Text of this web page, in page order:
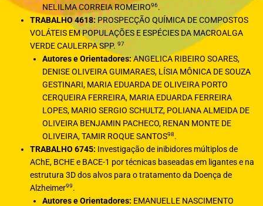
NELILMA CORREIA ROMEIRO96.
TRABALHO 4618: PROSPECÇÃO QUÍMICA DE COMPOSTOS
VOLÁTEIS EM POPULAÇÕES E ESPÉCIES DA MACROALGA
VERDE CAULERPA SPP.97
Autores e Orientadores:ANGELICA RIBEIRO SOARES,
DENISE OLIVEIRA GUIMARAES, LÍSIA MÔNICA DE SOUZA
GESTINARI, MARIA EDUARDA DE OLIVEIRA PORTO
CERQUEIRA FERREIRA, MARIA EDUARDA FERREIRA
LOPES, MARIO SERGIO SCHULTZ, POLIANA ALMEIDA DE
OLIVEIRA BENJAMIN PACHECO, RENAN MONTE DE
OLIVEIRA, TAMIR ROQUE SANTOS98.
TRABALHO 6745: Investigação de inibidores múltiplos de
AChE, BCHE e BACE-1 por técnicas baseadas em ligantes e na
estrutura 3D dos alvos para o tratamento da Doença de
Alzheimer99.
Autores e Orientadores: EMANUELLE NASCIMENTO